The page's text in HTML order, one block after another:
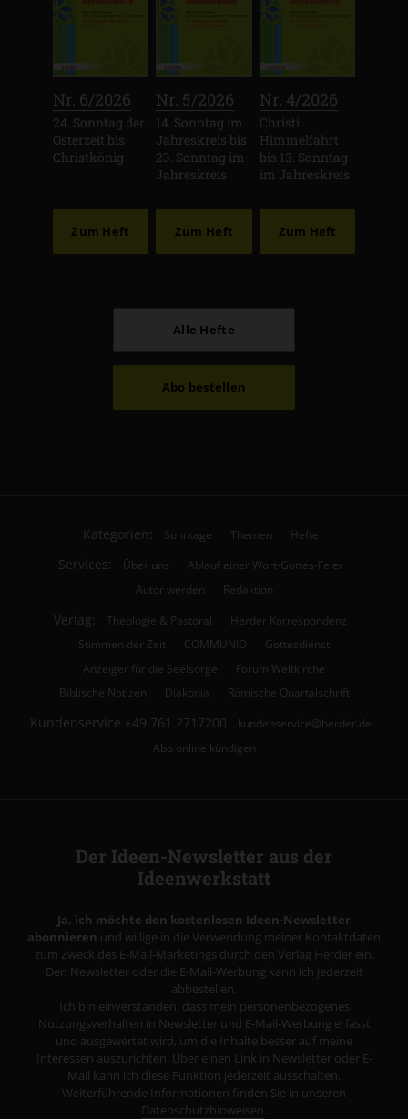
Nr. 6/2026
24. Sonntag der
Osterzeit bis
Christkönig
Zum Heft
Nr. 5/2026
14. Sonntag im
Jahreskreis bis
23. Sonntag im
Jahreskreis
Zum Heft
Nr. 4/2026
Christi
Himmelfahrt
bis 13. Sonntag
im Jahreskreis
Zum Heft
Alle Hefte
Abo bestellen
Kategorien: Sonntage Themen Hefte
Services: Über uns
Ablauf einer Wort-Gottes-Feier
Autor werden
Redaktion
Verlag: Theologie & Pastoral
Herder Korrespondenz
Stimmen der Zeit
COMMUNIO
Gottesdienst
Anzeiger für die Seelsorge
Forum Weltkirche
Biblische Notizen
Diakonia Römische Quartalschrift
Kundenservice +49 761 2717200
kundenservice@herder.de
Abo online kündigen
Der Ideen-Newsletter aus der
Ideenwerkstatt
Ja, ich möchte den kostenlosen Ideen-Newsletter
abonnieren und willige in die Verwendung meiner Kontaktdaten
zum Zweck des E-Mail-Marketings durch den Verlag Herder ein.
Den Newsletter oder die E-Mail-Werbung kann ich jederzeit
abbestellen.
Ich bin einverstanden, dass mein personenbezogenes
Nutzungsverhalten in Newsletter und E-Mail-Werbung erfasst
und ausgewertet wird, um die Inhalte besser auf meine
Interessen auszurichten. Über einen Link in Newsletter oder E-
Mail kann ich diese Funktion jederzeit ausschalten.
Weiterführende Informationen finden Sie in unseren
Datenschutzhinweisen.